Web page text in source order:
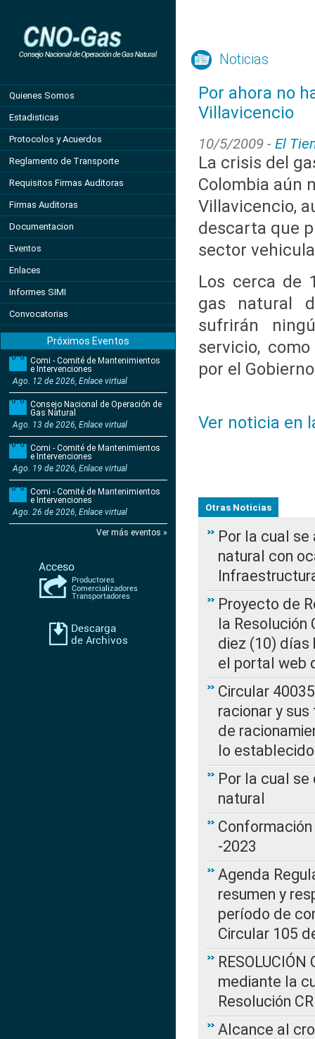
Quienes Somos
Estadisticas
Protocolos y Acuerdos
Reglamento de Transporte
Requisitos Firmas Auditoras
Firmas Auditoras
Documentacion
Eventos
Enlaces
Informes SIMI
Convocatorias
Próximos Eventos
Comi - Comité de Mantenimientos
e Intervenciones
Ago. 12 de 2026, Enlace virtual
Consejo Nacional de Operación de
Gas Natural
Ago. 13 de 2026, Enlace virtual
Comi - Comité de Mantenimientos
e Intervenciones
Ago. 19 de 2026, Enlace virtual
Comi - Comité de Mantenimientos
e Intervenciones
Ago. 26 de 2026, Enlace virtual
Ver más eventos »
Noticias
Por ahora no
Villavicencio
10/5/2009 - El
La crisis del
Colombia aún
Villavicencio,
descarta que
sector
Los cerca de
gas natural
sufrirán
servicio,
por el
Ver noticia en
Otras Noticias
Por la cual
natural con
Proyecto de
la Resolución
diez (10) días
el portal web
Circular
racionar y
de
lo
Por la cual
natural
-2023
Agenda
resumen y
período de
Circular 105
mediante la
Resolución
Alcance al